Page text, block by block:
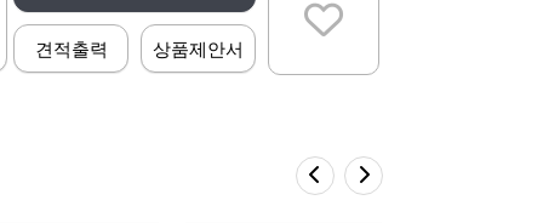
견적출력 상품제안서